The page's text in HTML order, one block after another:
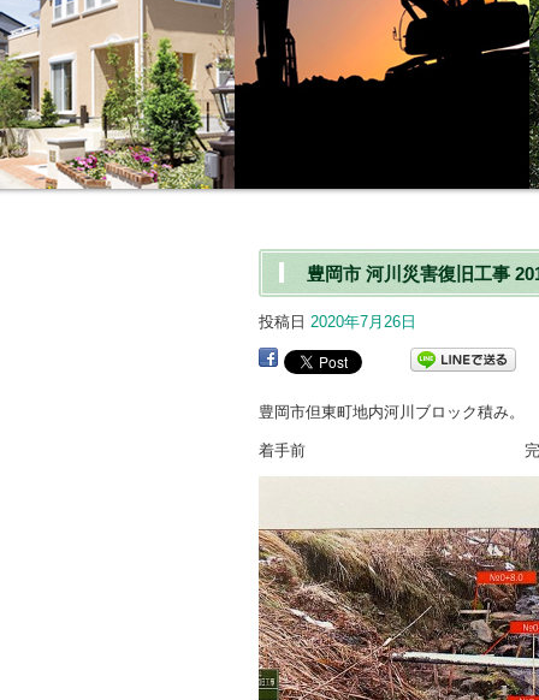
豊岡市 河川災害復旧工事
投稿日 2020年7月26日
豊岡市但東町地内河川ブロック積み。
着手前 完